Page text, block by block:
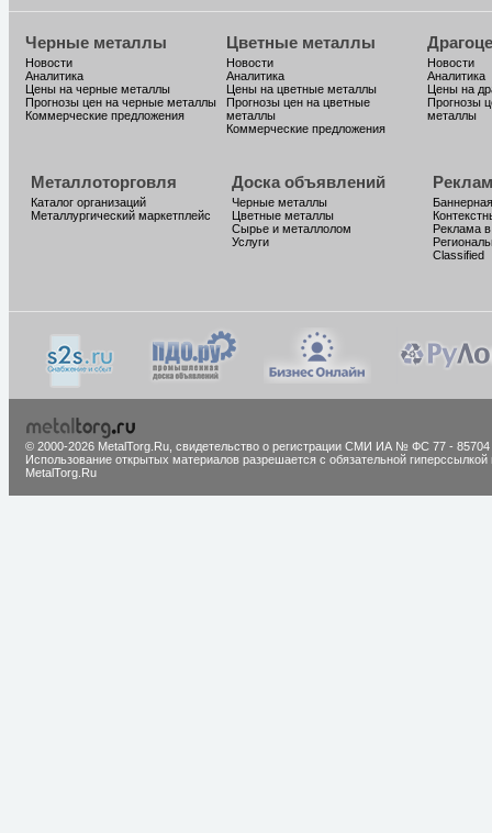
Черные металлы
Новости
Аналитика
Цены на черные металлы
Прогнозы цен на черные металлы
Коммерческие предложения
Цветные металлы
Новости
Аналитика
Цены на цветные металлы
Прогнозы цен на цветные
металлы
Коммерческие предложения
Новости
Аналитика
Цены на
Прогнозы
металлы
Металлоторговля
Каталог организаций
Металлургический маркетплейс
Доска объявлений
Черные металлы
Цветные металлы
Сырье и металлолом
Услуги
Реклама
Classified
© 2000-2026 MetalTorg.Ru, cвидетельство о регистрации СМИ ИА № ФС 77 - 85704
Использование открытых материалов разрешается с обязательной гиперссылкой
MetalTorg.Ru